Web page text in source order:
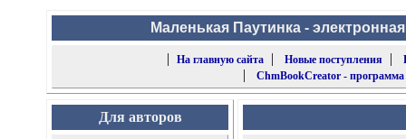
Маленькая Паутинка -
|
На главную сайта| Новые поступления |
| ChmBookCreator -
Для авторов